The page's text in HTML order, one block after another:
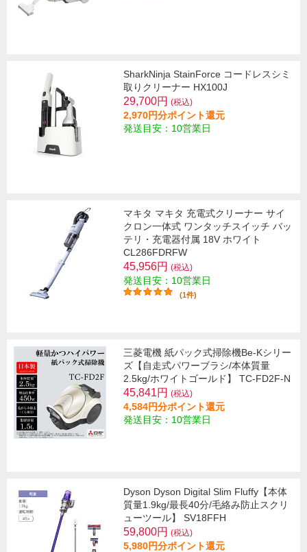
SharkNinja StainForce コードレスシミ
取りクリーナー HX100J
29,700円 (税込)
2,970円分ポイント還元
発送目安：10営業日
マキタ マキタ 充電式クリーナー サイ
クロン一体式 ワンタッチスイッチ バッ
テリ・充電器付属 18V ホワイト
CL286FDRFW
45,956円 (税込)
発送目安：10営業日
(1件)
三菱電機 紙パック式掃除機Be-Kシリー
ズ【自走式パワーブラシ/本体質量
2.5kg/ホワイトゴールド】 TC-FD2F-N
45,841円 (税込)
4,584円分ポイント還元
発送目安：10営業日
Dyson Dyson Digital Slim Fluffy【本体
質量1.9kg/最長40分/毛絡み防止スクリ
ューツール】 SV18FFH
59,800円 (税込)
5,980円分ポイント還元